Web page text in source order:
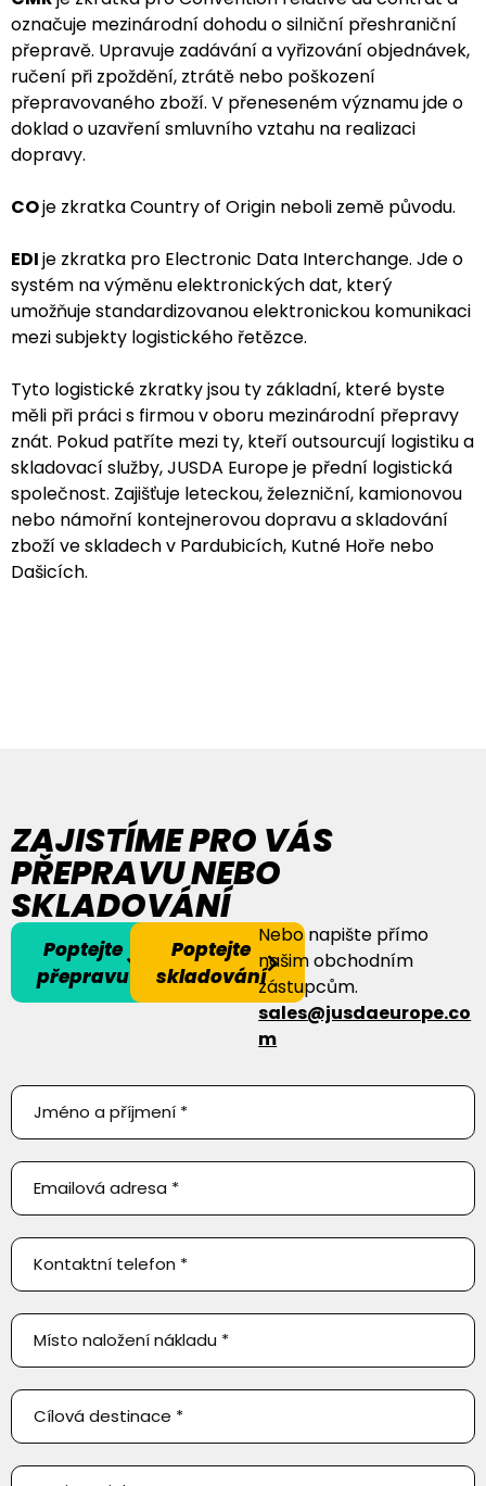
označuje mezinárodní dohodu o silniční přeshraniční
přepravě. Upravuje zadávání a vyřizování objednávek,
ručení při zpoždění, ztrátě nebo poškození
přepravovaného zboží. V přeneseném významu jde o
doklad o uzavření smluvního vztahu na realizaci
dopravy.
COje zkratka Country of Origin neboli země původu.
EDIje zkratka pro Electronic Data Interchange. Jde o
systém na výměnu elektronických dat, který
umožňuje standardizovanou elektronickou komunikaci
mezi subjekty logistického řetězce.
Tyto logistické zkratky jsou ty základní, které byste
měli při práci s firmou v oboru mezinárodní přepravy
znát. Pokud patříte mezi ty, kteří outsourcují logistikua
skladovací služby, JUSDA Europe je přední logistická
společnost. Zajišťuje leteckou, železniční, kamionovou
nebo námořní kontejnerovou dopravu a skladování
zboží ve skladech v Pardubicích, Kutné Hoře nebo
Dašicích.
ZAJISTÍME PRO VÁS
PŘEPRAVU NEBO
SKLADOVÁNÍ
Poptejte
přepravu
Poptejte
skladování
Nebo napište přímo
našim obchodním
zástupcům.
sales@jusdaeurope.co
m
Poptejte
přepravu